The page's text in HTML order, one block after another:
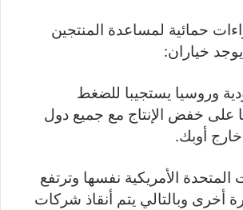
حمائية لمساعدة المنتجين
خياران:
وروسيا يستجيبا للضغط
على خفض الإنتاج مع جميع دول
أوبك.
المتحدة الأمريكية نفسها وترتفع
أخرى وبالتالي يتم أنقاذ شركات